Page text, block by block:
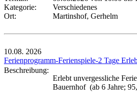
Kategorie:
Verschiedenes
Ort:
Martinshof, Gerhelm
10.08. 2026
Ferienprogramm-Ferienspiele-2 Tage
Beschreibung:
Erlebt unvergessliche
Bauernhof (ab 6 Jahre;